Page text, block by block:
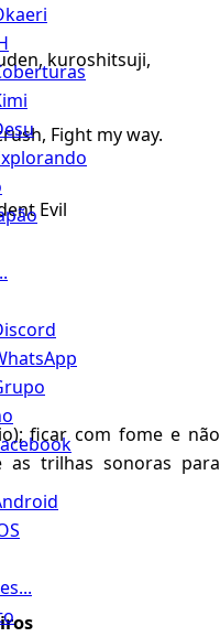
kuroshitsuji,
Fight my way.
Evil
ficar com fome e não
as trilhas sonoras para